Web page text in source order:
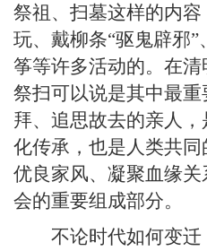
祭祖、扫墓这样的内
玩、戴柳条“驱鬼辟邪
筝等许多活动的。在清
祭扫可以说是其中最
拜、追思故去的亲人
化传承，也是人类共
优良家风、凝聚血缘
会的重要组成部分。
不论时代如何变